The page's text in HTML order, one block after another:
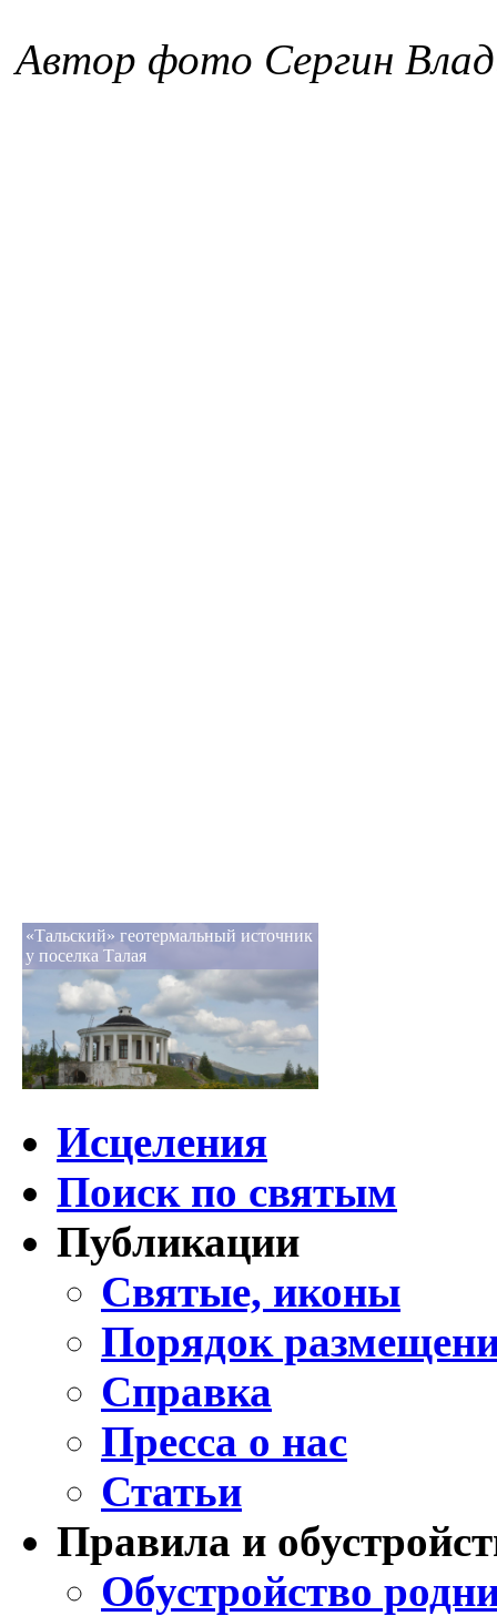
Автор фото Сергин
«Тальский» геотермальный источник
у поселка Талая
Исцеления
Поиск по святым
Публикации
Святые, иконы
Порядок
Справка
Пресса о нас
Статьи
Правила и
Обустройство